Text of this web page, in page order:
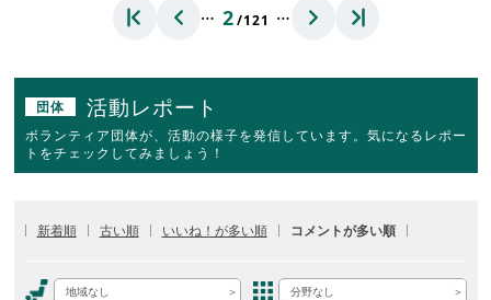
… 2/121 …
団体 活動レポート
ボランティア団体が、活動の様子を発信しています。気になるレポー
トをチェックしてみましょう！
新着順 古い順 いいね！が多い順 コメントが多い順
地域なし 分野なし